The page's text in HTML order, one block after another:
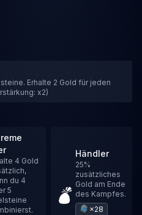
Erhalte 2 Gold für jeden
x2)
4 Gold
du 4
5
Händler
25%
zusätzliches
Gold am Ende
des Kampfes.
×28